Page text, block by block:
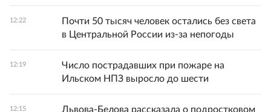
12:22
Почти 50 тысяч человек остались без света
в Центральной России из-за непогоды
12:19
Число пострадавших при пожаре на
Ильском НПЗ выросло до шести
12:15
Львова-Белова рассказала о подростковом